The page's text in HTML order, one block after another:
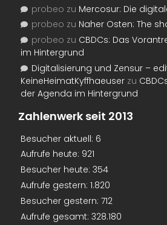
probeo zu Mercosur: Die
probeo zu Naher Osten: The
probeo zu CBDCs: Das
im Hintergrund
Digitalisierung und Zensur –
KeineHeimatKyffhaeuser zu
der Agenda im Hintergrund
Zahlenwerk seit 2013
Besucher aktuell: 6
Aufrufe heute: 921
Besucher heute: 354
Aufrufe gestern: 1.820
Besucher gestern: 712
Aufrufe gesamt: 328.180